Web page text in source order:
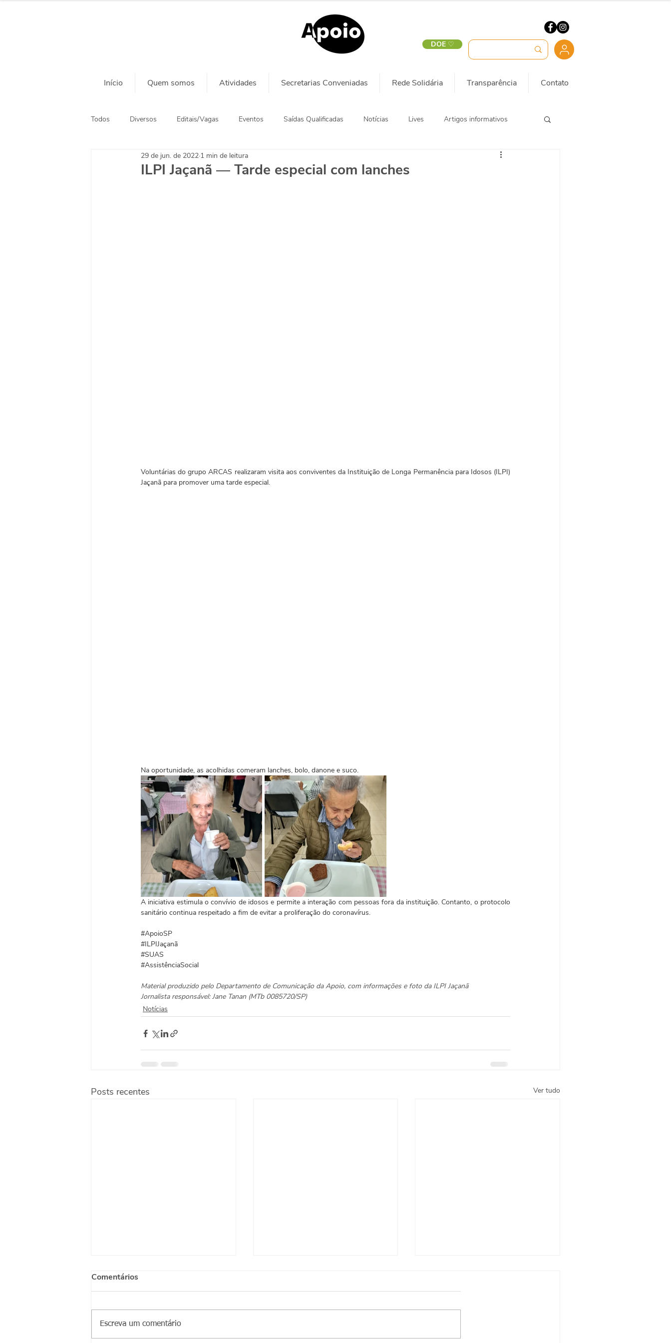
DOE ♡
Início Quem somos Atividades Secretarias Conveniadas Rede Solidária Transparência Contato
Todos Diversos Editais/Vagas Eventos Saídas Qualificadas Notícias Lives Artigos informativos
Ação Social Habitação
ILPI Jaçanã — Tarde especial com lanches
29 de jun. de 2022 1 min de leitura
Voluntárias do grupo ARCAS realizaram visita aos conviventes da Instituição de Longa Permanência para Idosos (ILPI)
Jaçanã para promover uma tarde especial.
Na oportunidade, as acolhidas comeram lanches, bolo, danone e suco.
A iniciativa estimula o convívio de idosos e permite a interação com pessoas fora da instituição. Contanto, o protocolo
sanitário continua respeitado a fim de evitar a proliferação do coronavírus.
#ApoioSP
#ILPIJaçanã
#SUAS
#AssistênciaSocial
Material produzido pelo Departamento de Comunicação da Apoio, com informações e foto da ILPI Jaçanã
Jornalista responsável: Jane Tanan (MTb 0085720/SP)
Notícias
Posts recentes Ver tudo
Comentários
Escreva um comentário